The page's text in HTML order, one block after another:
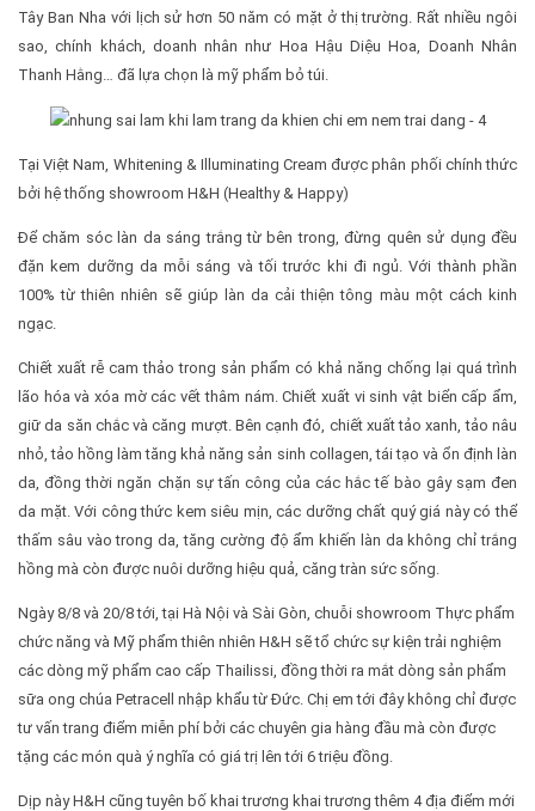
Tây Ban Nha với lịch sử hơn 50 năm có mặt ở thị trường. Rất nhiều ngôi
sao, chính khách, doanh nhân như Hoa Hậu Diệu Hoa, Doanh Nhân
Thanh Hằng… đã lựa chọn là mỹ phẩm bỏ túi.
Tại Việt Nam, Whitening & Illuminating Cream được phân phối chính thức
bởi hệ thống showroom H&H (Healthy & Happy)
Để chăm sóc làn da sáng trắng từ bên trong, đừng quên sử dụng đều
đặn kem dưỡng da mỗi sáng và tối trước khi đi ngủ. Với thành phần
100% từ thiên nhiên sẽ giúp làn da cải thiện tông màu một cách kinh
ngạc.
Chiết xuất rễ cam thảo trong sản phẩm có khả năng chống lại quá trình
lão hóa và xóa mờ các vết thâm nám. Chiết xuất vi sinh vật biển cấp ẩm,
giữ da săn chắc và căng mượt. Bên cạnh đó, chiết xuất tảo xanh, tảo nâu
nhỏ, tảo hồng làm tăng khả năng sản sinh collagen, tái tạo và ổn định làn
da, đồng thời ngăn chặn sự tấn công của các hắc tế bào gây sạm đen
da mặt. Với công thức kem siêu mịn, các dưỡng chất quý giá này có thể
thấm sâu vào trong da, tăng cường độ ẩm khiến làn da không chỉ trắng
hồng mà còn được nuôi dưỡng hiệu quả, căng tràn sức sống.
Ngày 8/8 và 20/8 tới, tại Hà Nội và Sài Gòn, chuỗi showroom Thực phẩm
chức năng và Mỹ phẩm thiên nhiên H&H sẽ tổ chức sự kiện trải nghiệm
các dòng mỹ phẩm cao cấp Thailissi, đồng thời ra mắt dòng sản phẩm
sữa ong chúa Petracell nhập khẩu từ Đức. Chị em tới đây không chỉ được
tư vấn trang điểm miễn phí bởi các chuyên gia hàng đầu mà còn được
tặng các món quà ý nghĩa có giá trị lên tới 6 triệu đồng.
Dịp này H&H cũng tuyên bố khai trương khai trương thêm 4 địa điểm mới